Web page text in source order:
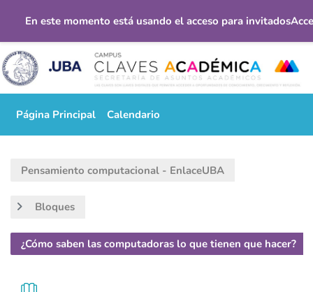
Salta al contenido principal
En este momento está usando el acceso para invitados
Página Principal Calendario
Pensamiento computacional - EnlaceUBA
Bloques
¿Cómo saben las computadoras lo que tienen que hacer?